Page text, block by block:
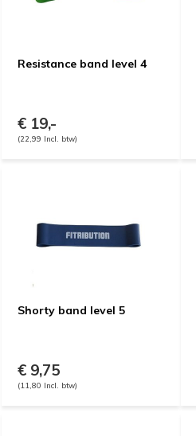
Resistance band level 4
€ 19,-
(22,99 Incl. btw)
Shorty band level 5
€ 9,75
(11,80 Incl. btw)